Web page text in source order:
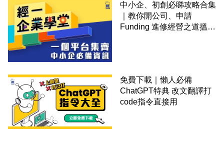
中小企、初創必睇攻略合集
｜教你開公司、申請
Funding 進修經營之道搵大
免費下載｜懶人必備
ChatGPT特典 改文翻譯打
code指令直接用